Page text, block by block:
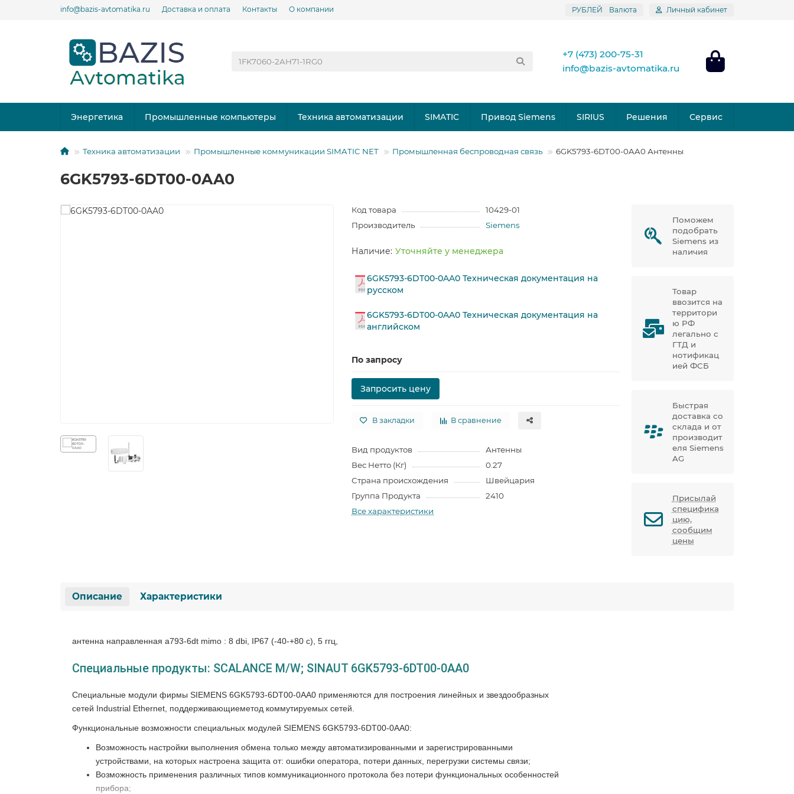
info@bazis-avtomatika.ru Доставка и оплата Контакты О компании РУБЛЕЙ Валюта Личный кабинет
+7 (473) 200-75-31
info@bazis-avtomatika.ru
Энергетика Промышленные компьютеры Техника автоматизации SIMATIC Привод Siemens SIRIUS Решения Сервис
Техника автоматизации Промышленные коммуникации SIMATIC NET Промышленная беспроводная связь 6GK5793-6DT00-0AA0 Антенны
6GK5793-6DT00-0AA0
Код товара
10429-01
Производитель
Siemens
Уточняйте у менеджера
6GK5793-6DT00-0AA0 Техническая документация на
русском
6GK5793-6DT00-0AA0 Техническая документация на
английском
По запросу
Запросить цену
В закладки В сравнение
Вид продуктов
Антенны
Вес Нетто (Кг)
0.27
Страна происхождения
Швейцария
Группа Продукта
2410
Все характеристики
Поможем
подобрать
Siemens из
наличия
Товар
ввозится на
территори
ю РФ
легально с
ГТД и
нотификац
ией ФСБ
Быстрая
доставка со
склада и от
производит
еля Siemens
AG
Присылай
специфика
цию,
сообщим
цены
Описание Характеристики
антенна направленная a793-6dt mimo : 8 dbi, IP67 (-40-+80 c), 5 ггц,
Специальные продукты: SCALANCE M/W; SINAUT 6GK5793-6DT00-0AA0
Специальные модули фирмы SIEMENS 6GK5793-6DT00-0AA0 применяются для построения линейных и звездообразных
сетей Industrial Ethernet, поддерживающиеметод коммутируемых сетей.
Функциональные возможности специальных модулей SIEMENS 6GK5793-6DT00-0AA0:
Возможность настройки выполнения обмена только между автоматизированными и зарегистрированными
устройствами, на которых настроена защита от: ошибки оператора, потери данных, перегрузки системы связи;
Возможность применения различных типов коммуникационного протокола без потери функциональных особенностей
прибора;